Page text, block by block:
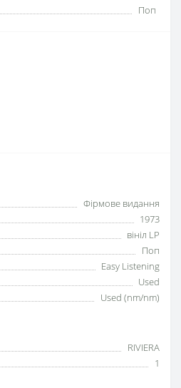
Поп
Фірмове видання
1973
вініл LP
Поп
Easy Listening
Used
Used (nm/nm)
RIVIERA
1